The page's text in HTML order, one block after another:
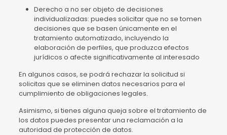
Derecho a no ser objeto de decisiones
individualizadas: puedes solicitar que no se tomen
decisiones que se basen únicamente en el
tratamiento automatizado, incluyendo la
elaboración de perfiles, que produzca efectos
jurídicos o afecte significativamente al interesado
En algunos casos, se podrá rechazar la solicitud si
solicitas que se eliminen datos necesarios para el
cumplimiento de obligaciones legales.
Asimismo, si tienes alguna queja sobre el tratamiento de
los datos puedes presentar una reclamación a la
autoridad de protección de datos.